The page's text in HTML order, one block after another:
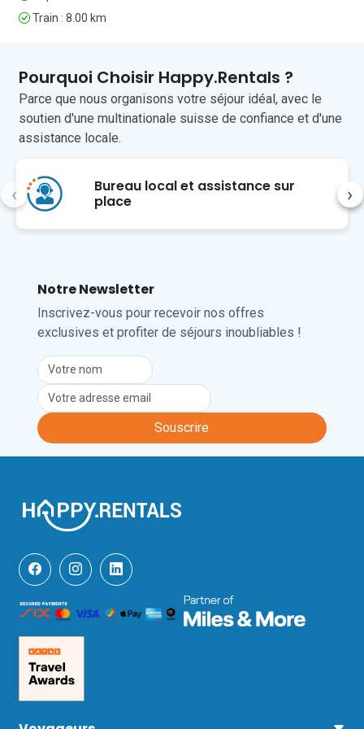
Veuillez noter que la propriété
Situation
À moins de 10 minutes en voiture, vous
pourrez rejoindre la ville de Menaggio,
que la Villa Carlotta, Tremezzo, Bellagio
et Varenna, sur le lac de Côme. La villa
pied, qui offre des vues panoramiques
sur la beauté environnante, des
cascades, des ponts romains et bien
plus encore. De plus, pour les
passionnés d'histoire, le musée
ethnologique de la Val Sanagra est à
découvrir. Un supermarché, quelques
restaurants, l'arrêt de bus Grandola-
Bivio et un service de location de vélos
se trouvent à seulement 10 minutes à
pied, ce qui ajoute au confort de la
minutes en voiture. L'aéroport
international le plus proche est celui de
minutes en voiture.
Train : 8.00 km
Pourquoi Choisir Happy.Rentals ?
Parce que nous organisons votre séjour idéal, avec le
soutien d'une multinationale suisse de confiance et d'une
assistance locale.
Bureau local et assistance sur
place
‹ ›
Notre Newsletter
Inscrivez-vous pour recevoir nos offres
exclusives et profiter de séjours inoubliables !
Souscrire